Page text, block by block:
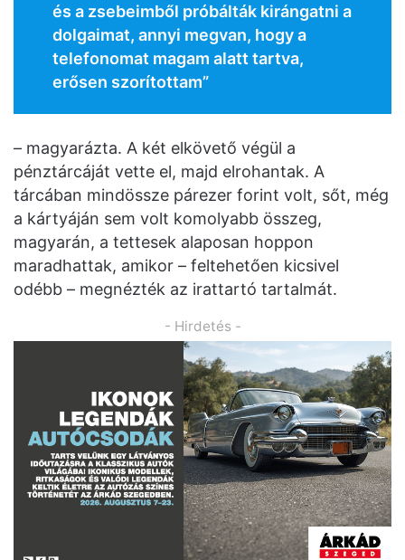
és a zsebeimből próbálták kirángatni a
dolgaimat, annyi megvan, hogy a
telefonomat magam alatt tartva,
erősen szorítottam”
– magyarázta. A két elkövető végül a
pénztárcáját vette el, majd elrohantak. A
tárcában mindössze párezer forint volt, sőt, még
a kártyáján sem volt komolyabb összeg,
magyarán, a tettesek alaposan hoppon
maradhattak, amikor – feltehetően kicsivel
odébb – megnézték az irattartó tartalmát.
- Hirdetés -